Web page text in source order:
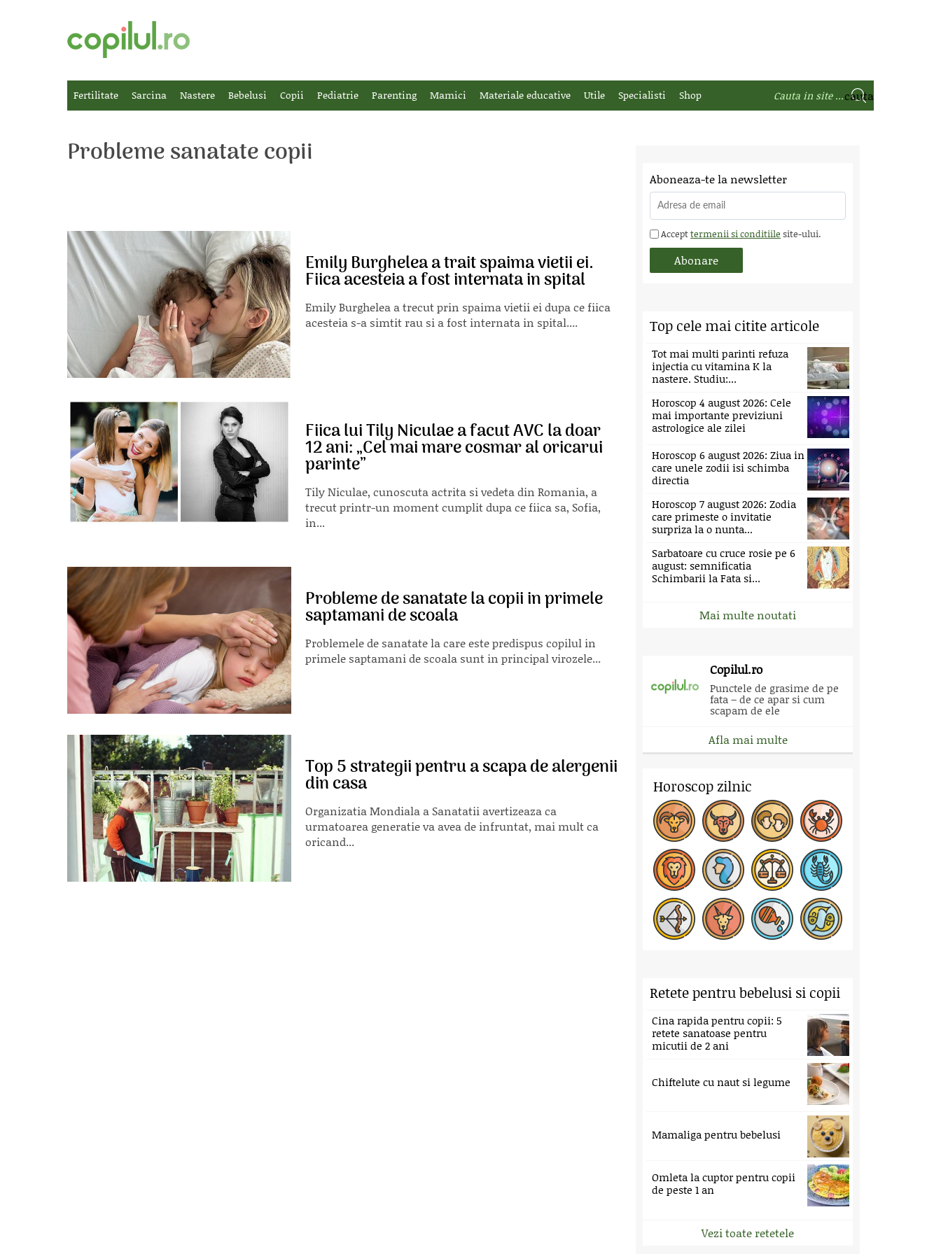
Fertilitate Sarcina Nastere Bebelusi Copii Pediatrie Parenting Mamici Materiale educative Utile Specialisti Shop
Probleme sanatate copii
Emily Burghelea a trait spaima vietii ei.
Fiica acesteia a fost internata in spital
Emily Burghelea a trecut prin spaima vietii ei dupa ce fiica
acesteia s-a simtit rau si a fost internata in spital....
Fiica lui Tily Niculae a facut AVC la doar
12 ani: „Cel mai mare cosmar al oricarui
parinte”
Tily Niculae, cunoscuta actrita si vedeta din Romania, a
trecut printr-un moment cumplit dupa ce fiica sa, Sofia,
in...
Probleme de sanatate la copii in primele
saptamani de scoala
Problemele de sanatate la care este predispus copilul in
primele saptamani de scoala sunt in principal virozele...
Top 5 strategii pentru a scapa de alergenii
din casa
Organizatia Mondiala a Sanatatii avertizeaza ca
urmatoarea generatie va avea de infruntat, mai mult ca
oricand...
Aboneaza-te la newsletter
Accepttermenii si conditiile site-ului.
Top cele mai citite articole
Tot mai multi parinti refuza
injectia cu vitamina K la
nastere. Studiu:...
Horoscop 4 august 2026: Cele
mai importante previziuni
astrologice ale zilei
Horoscop 6 august 2026: Ziua in
care unele zodii isi schimba
directia
Horoscop 7 august 2026: Zodia
care primeste o invitatie
surpriza la o nunta...
Sarbatoare cu cruce rosie pe 6
august: semnificatia
Schimbarii la Fata si...
Mai multe noutati
Copilul.ro
Punctele de grasime de pe
fata – de ce apar si cum
scapam de ele
Afla mai multe
Horoscop zilnic
Retete pentru bebelusi si copii
Cina rapida pentru copii: 5
retete sanatoase pentru
micutii de 2 ani
Chiftelute cu naut si legume
Mamaliga pentru bebelusi
Omleta la cuptor pentru copii
de peste 1 an
Vezi toate retetele